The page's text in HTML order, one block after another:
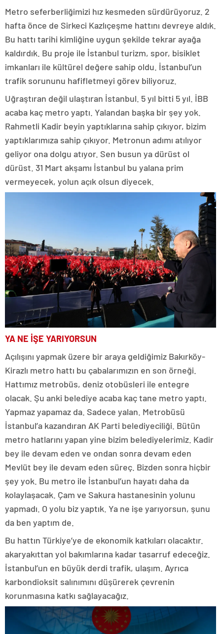
Metro seferberliğimizi hız kesmeden sürdürüyoruz. 2
hafta önce de Sirkeci Kazlıçeşme hattını devreye aldık.
Bu hattı tarihi kimliğine uygun şekilde tekrar ayağa
kaldırdık. Bu proje ile İstanbul turizm, spor, bisiklet
imkanları ile kültürel değere sahip oldu. İstanbul’un
trafik sorununu hafifletmeyi görev biliyoruz.
Uğraştıran değil ulaştıran İstanbul. 5 yıl bitti 5 yıl. İBB
acaba kaç metro yaptı. Yalandan başka bir şey yok.
Rahmetli Kadir beyin yaptıklarına sahip çıkıyor, bizim
yaptıklarımıza sahip çıkıyor. Metronun adımı atılıyor
geliyor ona dolgu atıyor. Sen busun ya dürüst ol
dürüst. 31 Mart akşamı İstanbul bu yalana prim
vermeyecek, yolun açık olsun diyecek.
YA NE İŞE YARIYORSUN
Açılışını yapmak üzere bir araya geldiğimiz Bakırköy-
Kirazlı metro hattı bu çabalarımızın en son örneği.
Hattımız metrobüs, deniz otobüsleri ile entegre
olacak. Şu anki belediye acaba kaç tane metro yaptı.
Yapmaz yapamaz da. Sadece yalan. Metrobüsü
İstanbul’a kazandıran AK Parti belediyeciliği. Bütün
metro hatlarını yapan yine bizim belediyelerimiz. Kadir
bey ile devam eden ve ondan sonra devam eden
Mevlüt bey ile devam eden süreç. Bizden sonra hiçbir
şey yok. Bu metro ile İstanbul’un hayatı daha da
kolaylaşacak. Çam ve Sakura hastanesinin yolunu
yapmadı. O yolu biz yaptık. Ya ne işe yarıyorsun, şunu
da ben yaptım de.
Bu hattın Türkiye’ye de ekonomik katkıları olacaktır.
akaryakıttan yol bakımlarına kadar tasarruf edeceğiz.
İstanbul’un en büyük derdi trafik, ulaşım. Ayrıca
karbondioksit salınımını düşürerek çevrenin
korunmasına katkı sağlayacağız.